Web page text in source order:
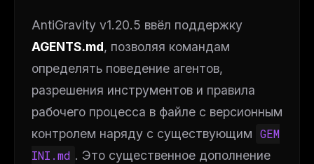
AntiGravity v1.20.5 ввёл поддержку
AGENTS.md, позволяя командам
определять поведение агентов,
разрешения инструментов и правила
рабочего процесса в файле с версионным
контролем наряду с существующим GEM
INI.md . Это существенное дополнение